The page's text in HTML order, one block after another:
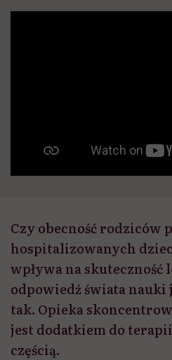
Czy obecność rodziców
hospitalizowanych
wpływa na skuteczność
odpowiedź świata nauki
tak. Opieka
jest dodatkiem do
częścią.